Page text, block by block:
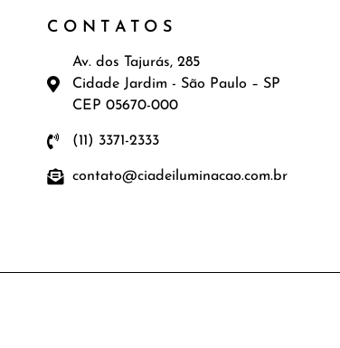
CONTATOS
Av. dos Tajurás, 285
Cidade Jardim - São Paulo – SP
CEP 05670-000
(11) 3371-2333
contato@ciadeiluminacao.com.br